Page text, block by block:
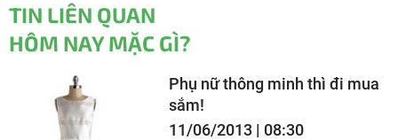
TIN LIÊN QUAN
HÔM NAY MẶC GÌ?
Phụ nữ thông minh thì đi mua
sắm!
11/06/2013 | 08:30